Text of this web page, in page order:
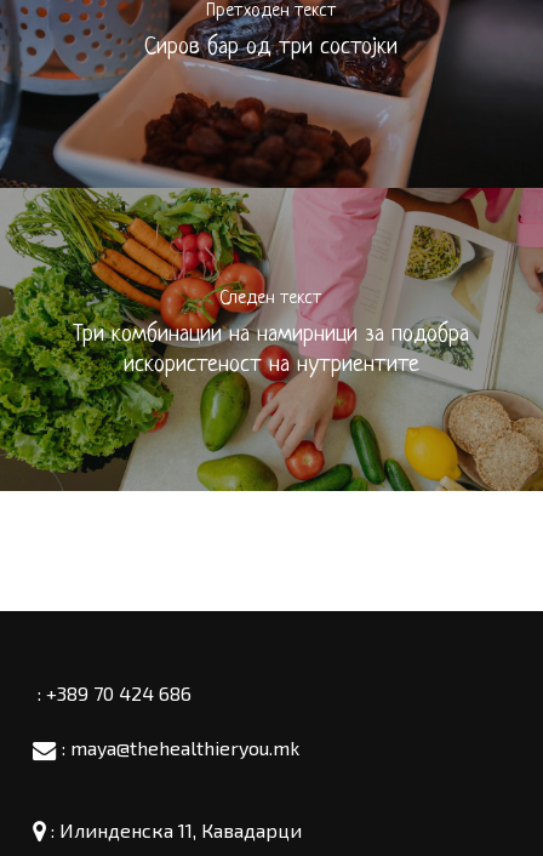
Претходен текст
Сиров бар од три состојки
Следен текст
Три комбинации на намирници за подобра
искористеност на нутриентите
: +389 70 424 686
: maya@thehealthieryou.mk
: Илинденска 11, Кавадарци